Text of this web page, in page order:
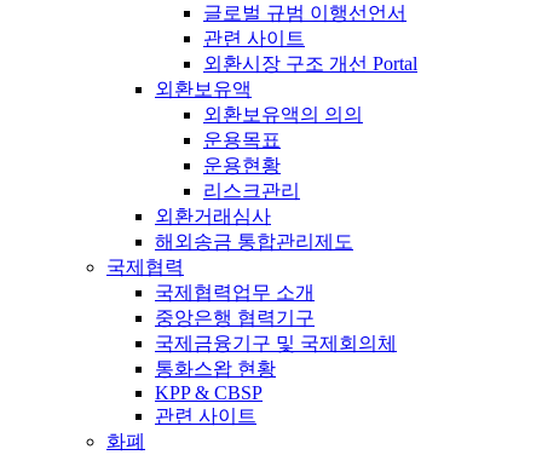
글로벌 규범 이행선언서
관련 사이트
외환시장 구조 개선 Portal
외환보유액
외환보유액의 의의
운용목표
운용현황
리스크관리
외환거래심사
해외송금 통합관리제도
국제협력
국제협력업무 소개
중앙은행 협력기구
국제금융기구 및 국제회의체
통화스왑 현황
KPP & CBSP
관련 사이트
화폐